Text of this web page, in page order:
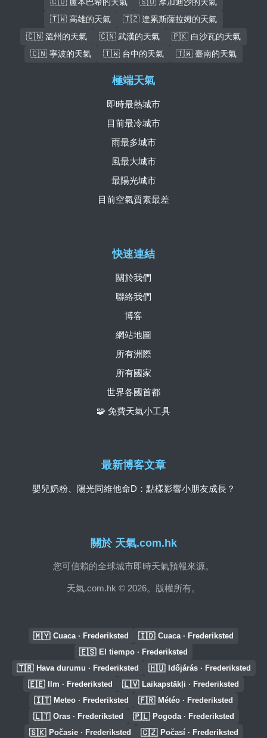
🇹🇼 高雄的天氣
🇹🇿 達累斯薩拉姆的天氣
🇨🇳 溫州的天氣
🇨🇳 武漢的天氣
🇵🇰 白沙瓦的天氣
🇨🇳 寧波的天氣
🇹🇼 台中的天氣 🇹🇼 臺南的天氣
關於 天氣.com.hk
您可信賴的全球城市即時天氣預報來源。
天氣.com.hk © 2026。版權所有。
快速連結
關於我們
聯絡我們
博客
網站地圖
所有洲際
所有國家
世界各國首都
🧩 免費天氣小工具
極端天氣
即時最熱城市
目前最冷城市
雨最多城市
風最大城市
最陽光城市
目前空氣質素最差
最新博客文章
嬰兒奶粉、陽光同維他命D：點樣影響小朋友成長？
🇲🇾 Cuaca · Frederiksted 🇮🇩 Cuaca · Frederiksted
🇪🇸 El tiempo · Frederiksted
🇹🇷 Hava durumu · Frederiksted 🇭🇺 Időjárás · Frederiksted
🇪🇪 Ilm · Frederiksted 🇱🇻 Laikapstākļi · Frederiksted
🇮🇹 Meteo · Frederiksted 🇫🇷 Météo · Frederiksted
🇱🇹 Oras · Frederiksted 🇵🇱 Pogoda · Frederiksted
🇸🇰 Počasie · Frederiksted 🇨🇿 Počasí · Frederiksted